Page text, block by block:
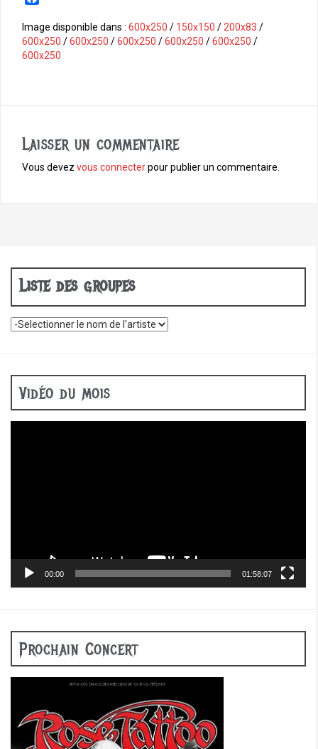
c
e
b
Image disponible dans : 600x250 / 150x150 / 200x83 /
600x250 /600x250 /600x250 /600x250 /600x250 /
600x250
Laisser un commentaire
Vous devez vous connecterpour publier un commentaire.
Liste des groupes
Vidéo du mois
00:00 01:58:07
Prochain Concert